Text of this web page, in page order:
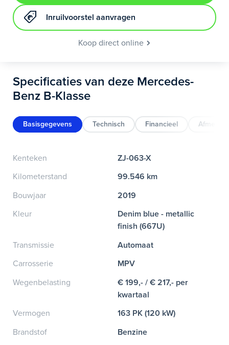
Inruilvoorstel aanvragen
Koop direct online
Specificaties van deze Mercedes-
Benz B-Klasse
Basisgegevens Technisch Financieel
Kenteken
ZJ-063-X
Kilometerstand
99.546 km
Bouwjaar
2019
Kleur
Denim blue - metallic
finish (667U)
Transmissie
Automaat
Carrosserie
MPV
Wegenbelasting
€ 199,- / € 217,- per
kwartaal
Vermogen
163 PK (120 kW)
Brandstof
Benzine